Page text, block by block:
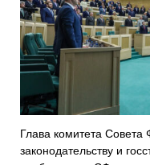
Глава комитета
законодательству и